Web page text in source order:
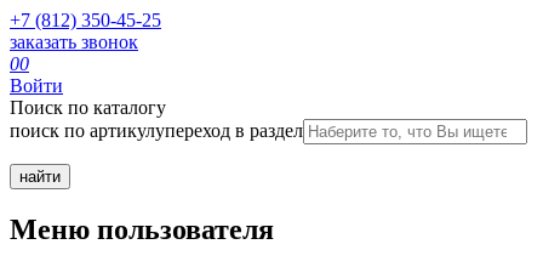
+7 (812) 350-45-25
заказать звонок
00
Войти
Поиск по каталогу
поиск по артикулупереход в раздел
Меню пользователя